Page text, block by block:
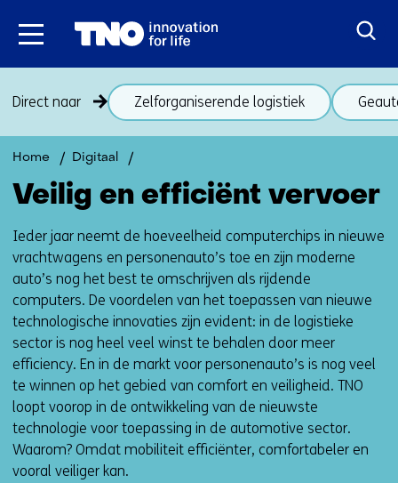
Ga
Sla
navigatie
thema
verkeer
en
vervoer)
Direct naar Zelforganiserende logistiek
naar
navigatie
onder
thema
Intelligent
verkeer
en
vervoer)
Home Digitaal
en
Veilig en efficiënt vervoer
Ieder jaar neemt de hoeveelheid computerchips in nieuwe
vrachtwagens en personenauto’s toe en zijn moderne
auto’s nog het best te omschrijven als rijdende
computers. De voordelen van het toepassen van nieuwe
technologische innovaties zijn evident: in de logistieke
sector is nog heel veel winst te behalen door meer
efficiency. En in de markt voor personenauto’s is nog veel
te winnen op het gebied van comfort en veiligheid. TNO
loopt voorop in de ontwikkeling van de nieuwste
technologie voor toepassing in de automotive sector.
Waarom? Omdat mobiliteit efficiënter, comfortabeler en
vooral veiliger kan.